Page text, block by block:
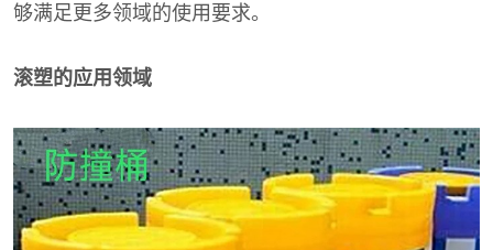
够满足更多领域的使用要求。
滚塑的应用领域